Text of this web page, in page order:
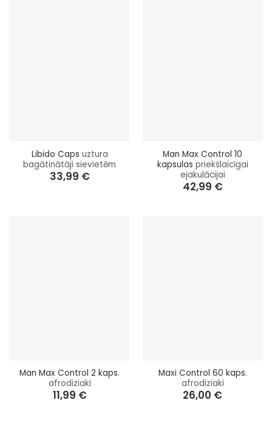
Libido Caps uztura
bagātinātāji sievietēm
33,99 €
Man Max Control 10
kapsulas priekšlaicīgai
ejakulācijai
42,99 €
Man Max Control 2 kaps.
afrodiziaki
11,99 €
Maxi Control 60 kaps.
afrodiziaki
26,00 €